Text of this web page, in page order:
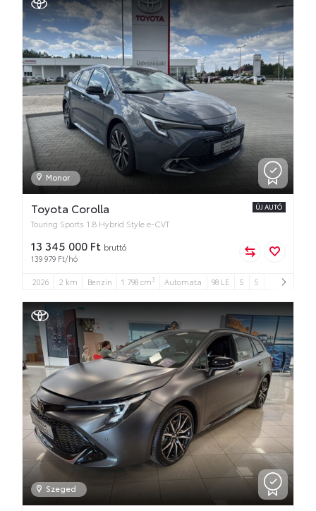
Monor
Toyota Corolla
Touring Sports 1.8 Hybrid Style e-CVT
ÚJ AUTÓ
13 345 000 Ft bruttó
139 979 Ft/hó
2026 2 km Benzin 1 798 cm3 Automata 98 LE 5 5
Szeged